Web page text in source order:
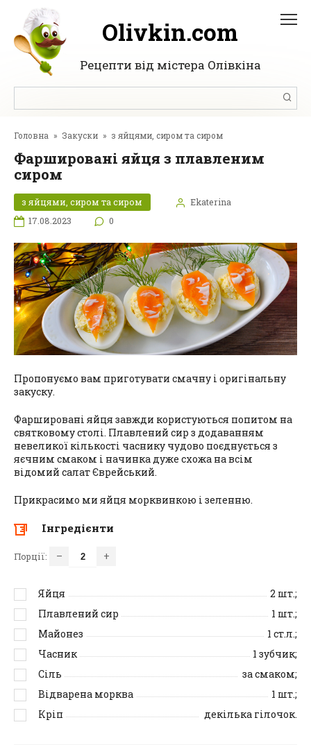
Перейти
вмісту
Olivkin.com
Рецепти від містера Олівкіна
Головна » Закуски » з яйцями, сиром та сиром
Фаршировані яйця з плавленим
сиром
з яйцями, сиром та сиром
Ekaterina
17.08.2023
0
Пропонуємо вам приготувати смачну і оригінальну
закуску.
Фаршировані яйця завжди користуються попитом на
святковому столі. Плавлений сир з додаванням
невеликої кількості часнику чудово поєднується з
яєчним смаком і начинка дуже схожа на всім
відомий салат Єврейський.
Прикрасимо ми яйця морквинкою і зеленню.
Інгредієнти
Порції: – +
Яйця 2 шт.;
Плавлений сир
1 шт.;
Майонез
1 ст.л.;
Часник
1 зубчик;
Сіль
за смаком;
Відварена морква
1 шт.;
Кріп
декілька гілочок.